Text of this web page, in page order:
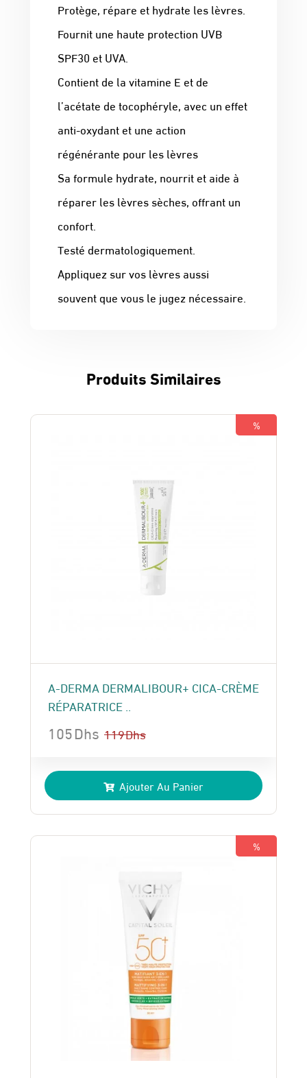
Protège, répare et hydrate les lèvres.
Fournit une haute protection UVB
SPF30 et UVA.
Contient de la vitamine E et de
l’acétate de tocophéryle, avec un effet
anti-oxydant et une action
régénérante pour les lèvres
Sa formule hydrate, nourrit et aide à
réparer les lèvres sèches, offrant un
confort.
Testé dermatologiquement.
Appliquez sur vos lèvres aussi
souvent que vous le jugez nécessaire.
Produits Similaires
%
A-DERMA DERMALIBOUR+ CICA-CRÈME
RÉPARATRICE ..
119Dhs
prix
initial
était :
119 Dhs.
105Dhs
prix
actuel
est :
105 Dhs.
Ajouter Au Panier
%